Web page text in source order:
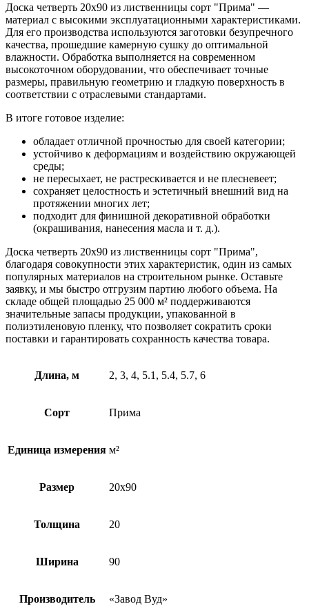
Доска четверть 20х90 из лиственницы сорт "Прима" —
материал с высокими эксплуатационными характеристиками.
Для его производства используются заготовки безупречного
качества, прошедшие камерную сушку до оптимальной
влажности. Обработка выполняется на современном
высокоточном оборудовании, что обеспечивает точные
размеры, правильную геометрию и гладкую поверхность в
соответствии с отраслевыми стандартами.
В итоге готовое изделие:
обладает отличной прочностью для своей категории;
устойчиво к деформациям и воздействию окружающей
среды;
не пересыхает, не растрескивается и не плесневеет;
сохраняет целостность и эстетичный внешний вид на
протяжении многих лет;
подходит для финишной декоративной обработки
(окрашивания, нанесения масла и т. д.).
Доска четверть 20х90 из лиственницы сорт "Прима",
благодаря совокупности этих характеристик, один из самых
популярных материалов на строительном рынке. Оставьте
заявку, и мы быстро отгрузим партию любого объема. На
складе общей площадью 25 000 м² поддерживаются
значительные запасы продукции, упакованной в
полиэтиленовую пленку, что позволяет сократить сроки
поставки и гарантировать сохранность качества товара.
Длина, м 2, 3, 4, 5.1, 5.4, 5.7, 6
Сорт Прима
Единица измерения м²
Размер 20х90
Толщина 20
Ширина 90
Производитель «Завод Вуд»